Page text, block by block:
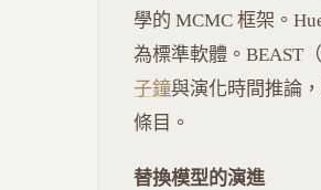
學的 MCMC 框架。
為標準軟體。BEAST
子鐘與演化時間推論
條目。
替換模型的演進